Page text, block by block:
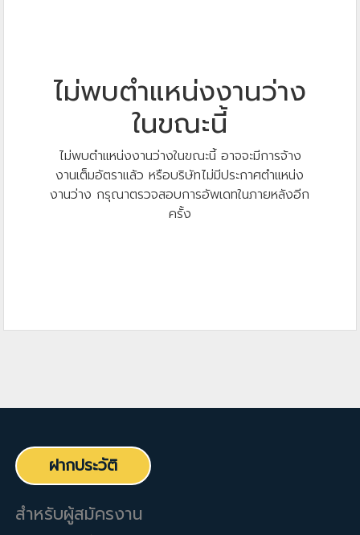
ไม่พบตำแหน่งงานว่าง
ในขณะนี้
ไม่พบตำแหน่งงานว่างในขณะนี้ อาจจะมีการจ้าง
งานเต็มอัตราแล้ว หรือบริษัทไม่มีประกาศตำแหน่ง
งานว่าง กรุณาตรวจสอบการอัพเดทในภายหลังอีก
ครั้ง
ฝากประวัติ
สำหรับผู้สมัครงาน